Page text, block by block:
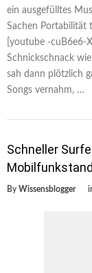
ein ausgefülltes
Sachen Portabilität
[youtube -cuB6e6-
Schnickschnack
sah dann plötzlich
Songs vernahm, …
Schneller
By Wissensblogger